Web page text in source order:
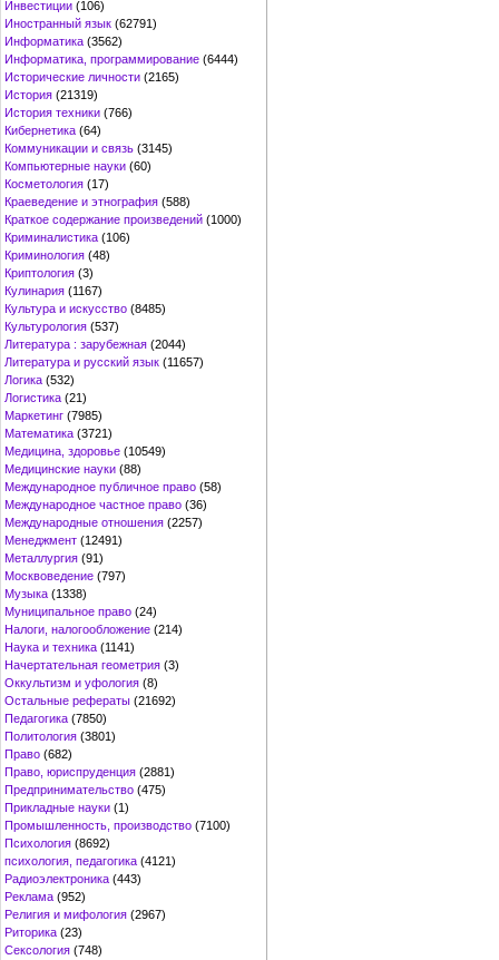
Инвестиции (106)
Иностранный язык (62791)
Информатика (3562)
Информатика, программирование (6444)
Исторические личности (2165)
История (21319)
История техники (766)
Кибернетика (64)
Коммуникации и связь (3145)
Компьютерные науки (60)
Косметология (17)
Краеведение и этнография (588)
Краткое содержание произведений (1000)
Криминалистика (106)
Криминология (48)
Криптология (3)
Кулинария (1167)
Культура и искусство (8485)
Культурология (537)
Литература : зарубежная (2044)
Литература и русский язык (11657)
Логика (532)
Логистика (21)
Маркетинг (7985)
Математика (3721)
Медицина, здоровье (10549)
Медицинские науки (88)
Международное публичное право (58)
Международное частное право (36)
Международные отношения (2257)
Менеджмент (12491)
Металлургия (91)
Москвоведение (797)
Музыка (1338)
Муниципальное право (24)
Налоги, налогообложение (214)
Наука и техника (1141)
Начертательная геометрия (3)
Оккультизм и уфология (8)
Остальные рефераты (21692)
Педагогика (7850)
Политология (3801)
Право (682)
Право, юриспруденция (2881)
Предпринимательство (475)
Прикладные науки (1)
Промышленность, производство (7100)
Психология (8692)
психология, педагогика (4121)
Радиоэлектроника (443)
Реклама (952)
Религия и мифология (2967)
Риторика (23)
Сексология (748)